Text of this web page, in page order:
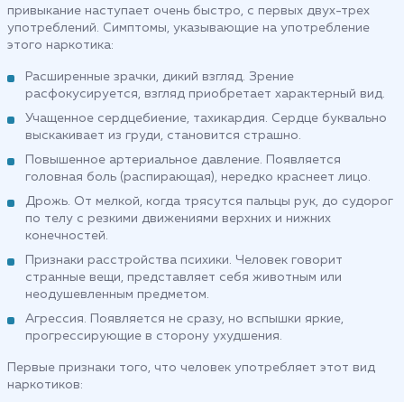
привыкание наступает очень быстро, с первых двух-трех
употреблений. Симптомы, указывающие на употребление
этого наркотика:
Расширенные зрачки, дикий взгляд. Зрение
расфокусируется, взгляд приобретает характерный вид.
Учащенное сердцебиение, тахикардия. Сердце буквально
выскакивает из груди, становится страшно.
Повышенное артериальное давление. Появляется
головная боль (распирающая), нередко краснеет лицо.
Дрожь. От мелкой, когда трясутся пальцы рук, до судорог
по телу с резкими движениями верхних и нижних
конечностей.
Признаки расстройства психики. Человек говорит
странные вещи, представляет себя животным или
неодушевленным предметом.
Агрессия. Появляется не сразу, но вспышки яркие,
прогрессирующие в сторону ухудшения.
Первые признаки того, что человек употребляет этот вид
наркотиков: